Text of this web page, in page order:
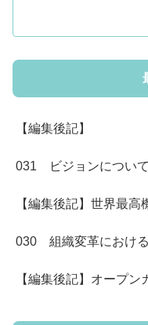
【編集後記】
031 ビジョンについて
【編集後記】世界最高
030 組織変革におけ
【編集後記】オープ